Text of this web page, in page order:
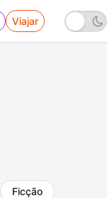
Viajar
Ficção